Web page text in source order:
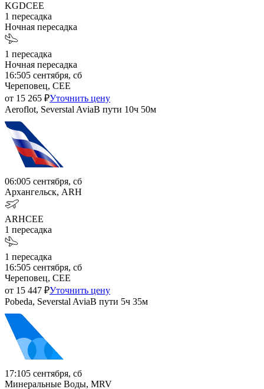
KGDCEE
1 пересадка
Ночная пересадка
1 пересадка
Ночная пересадка
16:505 сентября, сб
Череповец, CEE
от 15 265 ₽Уточнить цену
Aeroflot, Severstal AviaВ пути 10ч 50м
06:005 сентября, сб
Архангельск, ARH
ARHCEE
1 пересадка
1 пересадка
16:505 сентября, сб
Череповец, CEE
от 15 447 ₽Уточнить цену
Pobeda, Severstal AviaВ пути 5ч 35м
17:105 сентября, сб
Минеральные Воды, MRV